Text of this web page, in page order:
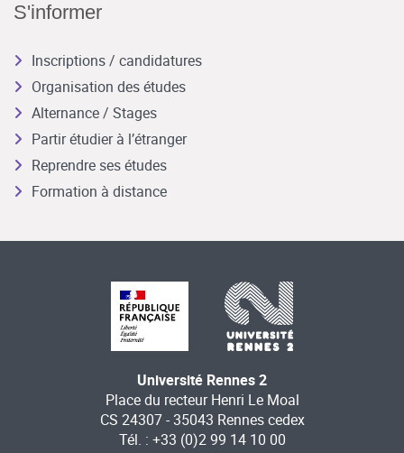
S'informer
Inscriptions / candidatures
Organisation des études
Alternance / Stages
Partir étudier à l’étranger
Reprendre ses études
Formation à distance
Université Rennes 2
Place du recteur Henri Le Moal
CS 24307 - 35043 Rennes cedex
Tél. : +33 (0)2 99 14 10 00